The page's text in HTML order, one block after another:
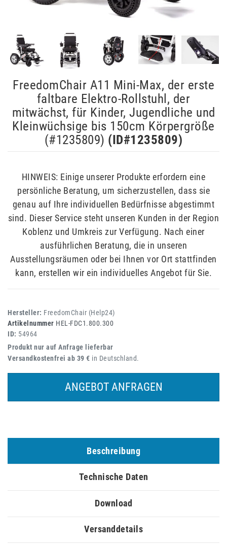
FreedomChair A11 Mini-Max, der erste
faltbare Elektro-Rollstuhl, der
mitwächst, für Kinder, Jugendliche und
Kleinwüchsige bis 150cm Körpergröße
(#1235809) (ID#1235809)
HINWEIS: Einige unserer Produkte erfordern eine
persönliche Beratung, um sicherzustellen, dass sie
genau auf Ihre individuellen Bedürfnisse abgestimmt
sind. Dieser Service steht unseren Kunden in der Region
Koblenz und Umkreis zur Verfügung. Nach einer
ausführlichen Beratung, die in unseren
Ausstellungsräumen oder bei Ihnen vor Ort stattfinden
kann, erstellen wir ein individuelles Angebot für Sie.
Hersteller: FreedomChair (Help24)
Artikelnummer HEL-FDC1.800.300
ID: 54964
Produkt nur auf Anfrage lieferbar
Versandkostenfrei ab 39 € in Deutschland.
ANGEBOT ANFRAGEN
Beschreibung
Technische Daten
Download
Versanddetails